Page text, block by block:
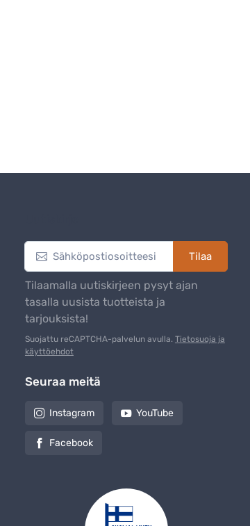
Tilaa
Tilaamalla uutiskirjeen pysyt ajan
tasalla uusista tuotteista ja
tarjouksista!
Suojattu reCAPTCHA-palvelun avulla. Tietosuoja ja
käyttöehdot
Seuraa meitä
Instagram YouTube
Facebook